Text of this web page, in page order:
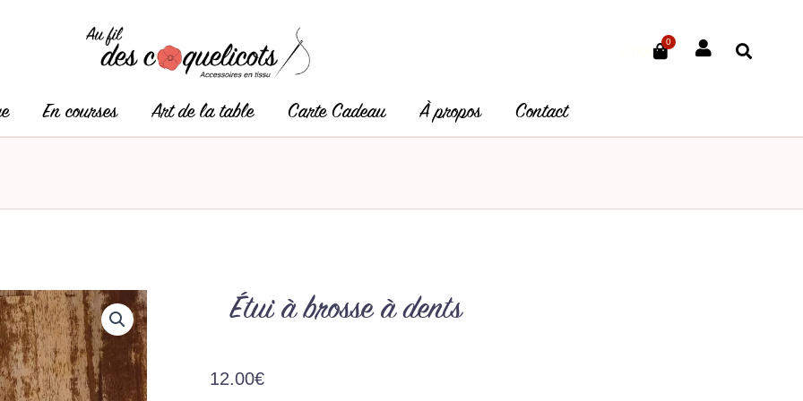
€
0
Panier
En courses Art de la table Carte Cadeau À propos Contact
Étui à brosse à dents
12.00€